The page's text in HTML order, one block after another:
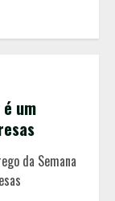
um
da Semana